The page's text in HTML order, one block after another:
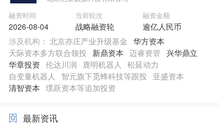
融资时间
2026-08-04
当前轮次
战略融资轮
融资金额
逾亿人民币
涉及机构： 北京亦庄产业升级基金 华方资本
天际资本多方联合领投
新鼎资本 迈睿资管
兴华鼎立
华章投资 伦达川润 鹿明机器人
松延动力
自变量机器人
智元旗下觅蜂科技等跟投
亚盛资本
清智资本 璞跃资本等追加投资
最新资讯